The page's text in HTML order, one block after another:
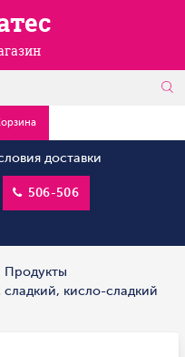
доставки
506-506
Продукты
кисло-сладкий